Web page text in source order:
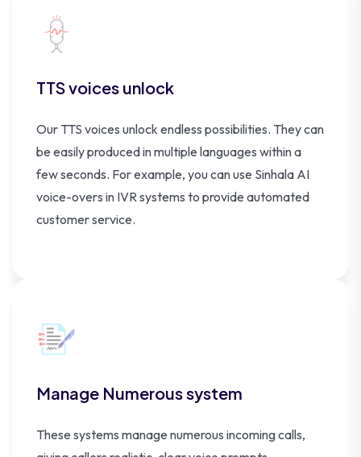
TTS voices unlock
Our TTS voices unlock endless possibilities. They can
be easily produced in multiple languages within a
few seconds. For example, you can use Sinhala AI
voice-overs in IVR systems to provide automated
customer service.
Manage Numerous system
These systems manage numerous incoming calls,